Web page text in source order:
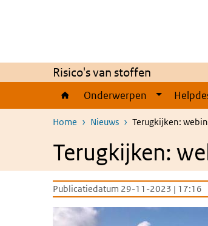
Risico's van stoffen
Onderwerpen
Home Nieuws Terugkijken:
Terugkijken:
Publicatiedatum 29-11-2023 | 17:16